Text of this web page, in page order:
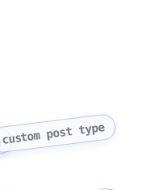
custom post type